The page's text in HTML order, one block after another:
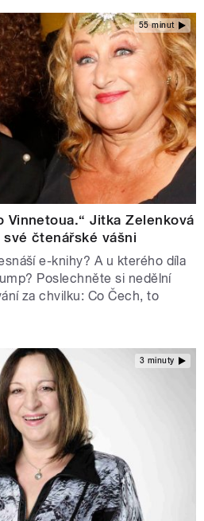
55 minut
Vinnetoua.“ Jitka Zelenková
čtenářské vášni
e-knihy? A u kterého díla
Poslechněte si nedělní
za chvilku: Co Čech, to
3 minuty